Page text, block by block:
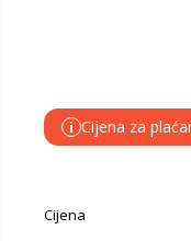
i Cijena za
Cijena